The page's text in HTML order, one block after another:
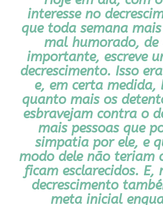
interesse no
que toda semana
mal humorado,
importante, escreve
decrescimento. Isso
e, em certa
quanto mais os
esbravejam contra o
mais pessoas que
simpatia por ele, e
modo dele não teriam
ficam esclarecidos. E,
decrescimento
meta inicial